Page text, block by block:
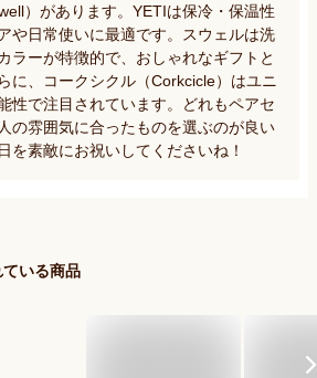
）があります。YETIは保冷・保温性
や日常使いに最適です。スウェルは洗
ラーが特徴的で、おしゃれなギフトと
に、コークシクル（Corkcicle）はユニ
性で注目されています。どれもペアセ
の雰囲気に合ったものを選ぶのが良い
を素敵にお祝いしてくださいね！
いる商品